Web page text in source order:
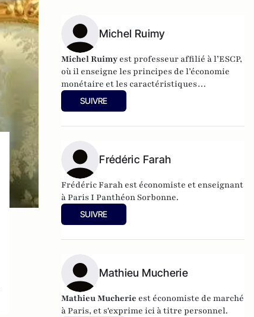
Michel Ruimy
Michel Ruimy est professeur affilié à l’ESCP,
où il enseigne les principes de l’économie
monétaire et les caractéristiques
fondamentales des marchés de capitaux.
SUIVRE
Frédéric Farah
Frédéric Farah est économiste et enseignant
à Paris I Panthéon Sorbonne.
SUIVRE
Mathieu Mucherie
Mathieu Mucherie est économiste de marché
à Paris, et s'exprime ici à titre personnel.